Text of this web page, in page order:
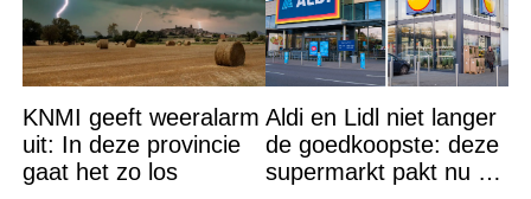
KNMI geeft weeralarm
uit: In deze provincie
gaat het zo los
Aldi en Lidl niet langer
de goedkoopste: deze
supermarkt pakt nu de